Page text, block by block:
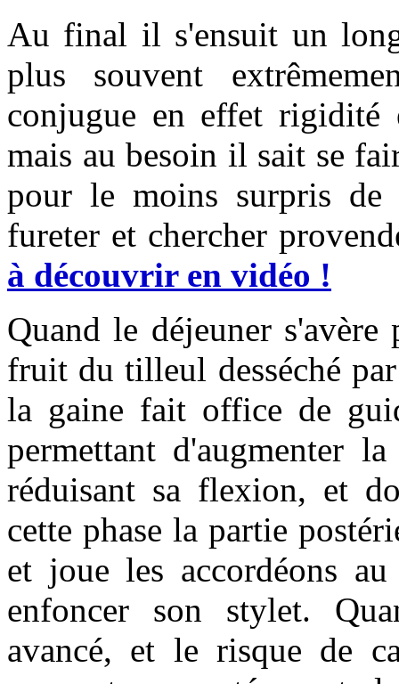
Au final il s'ensuit un
plus souvent
conjugue en effet rigidité
mais au besoin il sait se
pour le moins surpris de
fureter et chercher
à découvrir en vidéo !
Quand le déjeuner
fruit du tilleul desséché
la gaine fait office de
permettant d'augmenter
réduisant sa flexion, et
cette phase la partie
et joue les accordéons
enfoncer son stylet.
avancé, et le risque de